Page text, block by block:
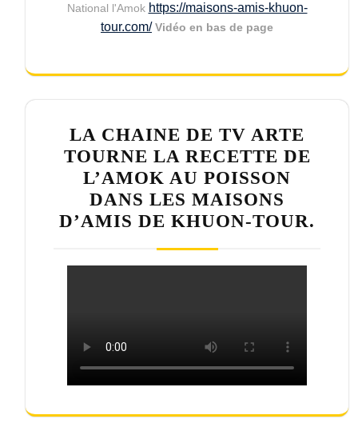
National l'Amok https://maisons-amis-khuon-
tour.com/ Vidéo en bas de page
LA CHAINE DE TV ARTE
TOURNE LA RECETTE DE
L’AMOK AU POISSON
DANS LES MAISONS
D’AMIS DE KHUON-TOUR.